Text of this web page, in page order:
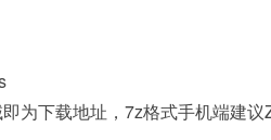
为下载地址，7z格式手机端建议